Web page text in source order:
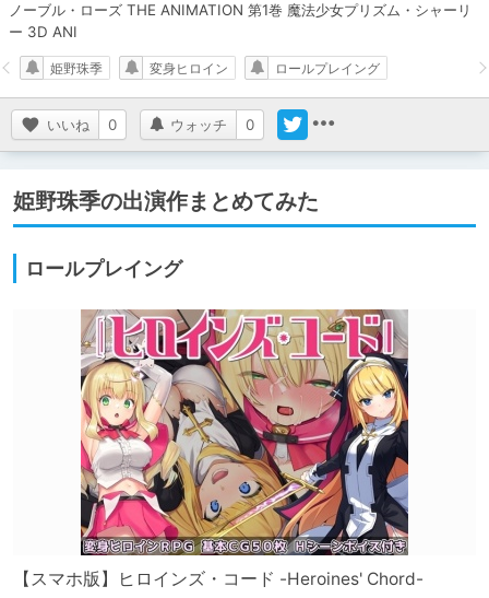
ノーブル・ローズ THE ANIMATION 第1巻 魔法少女プリズム・シャーリ
ー 3D ANI
いいね 0 ウォッチ 0
姫野珠季 変身ヒロイン ロールプレイング
姫野珠季の出演作まとめてみた
ロールプレイング
【スマホ版】ヒロインズ・コード -Heroines' Chord-